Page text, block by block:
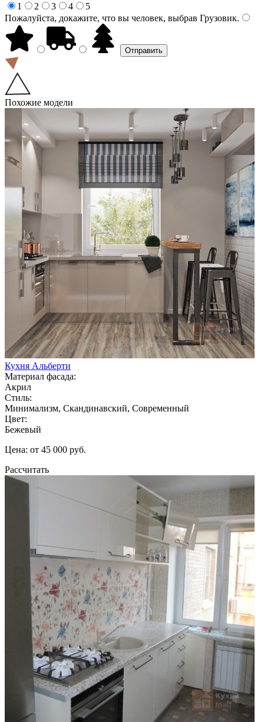
1
2 3 4
5
Пожалуйста, докажите, что вы человек, выбрав Грузовик.
Похожие модели
Кухня Альберти
Материал фасада:
Акрил
Стиль:
Минимализм, Скандинавский, Современный
Цвет:
Бежевый
Цена: от 45 000 руб.
Рассчитать